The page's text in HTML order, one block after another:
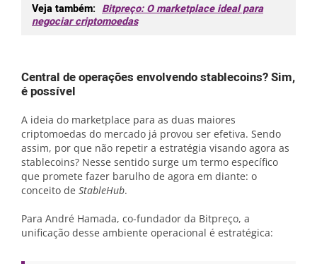
Veja também: Bitpreço: O marketplace ideal para
negociar criptomoedas
Central de operações envolvendo stablecoins? Sim,
é possível
A ideia do marketplace para as duas maiores
criptomoedas do mercado já provou ser efetiva. Sendo
assim, por que não repetir a estratégia visando agora as
stablecoins? Nesse sentido surge um termo específico
que promete fazer barulho de agora em diante: o
conceito de StableHub.
Para André Hamada, co-fundador da Bitpreço, a
unificação desse ambiente operacional é estratégica: